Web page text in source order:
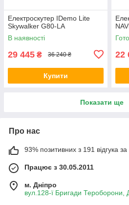
Електроскутер IDemo Lite
Skywalker G80-LA
В наявності
29 445 ₴ 36 240 ₴
Купити
22
Показати ще
Про нас
93% позитивних з 191 відгука за
Працює з 30.05.2011
м. Дніпро
вул.128-ї Бригади Тероборони,